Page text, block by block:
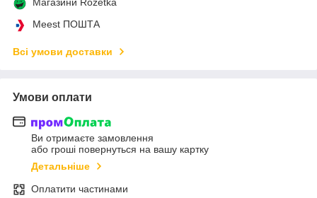
Meest ПОШТА
Всі умови доставки
Умови оплати
Ви отримаєте замовлення
або гроші повернуться на вашу картку
Детальніше
Оплатити частинами